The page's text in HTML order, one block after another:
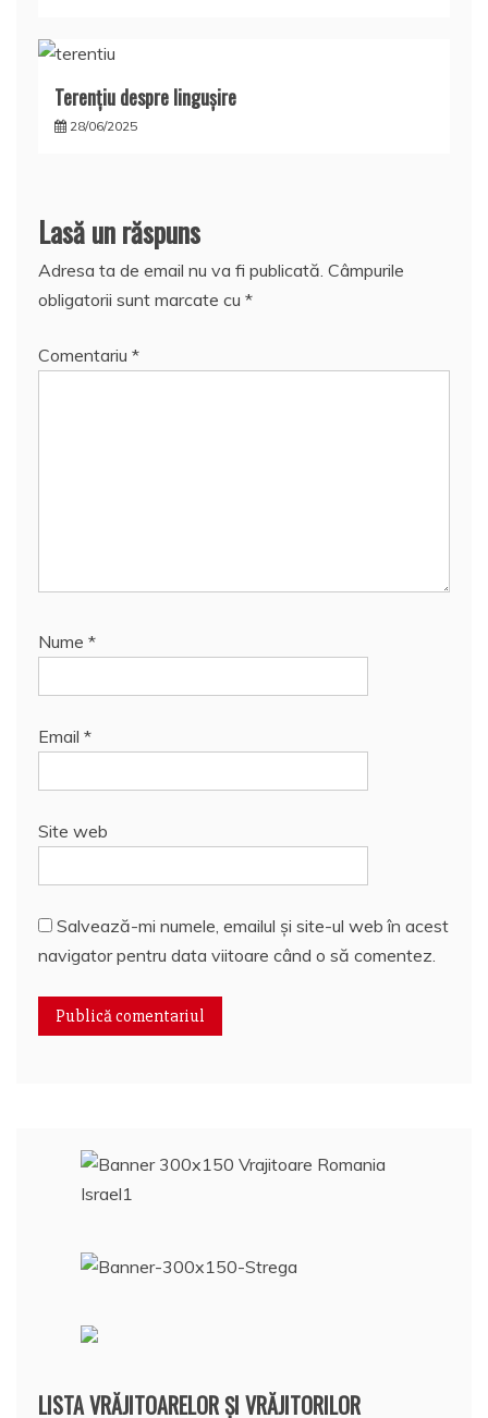
Terențiu despre lingușire
28/06/2025
Lasă un răspuns
Adresa ta de email nu va fi publicată. Câmpurile
obligatorii sunt marcate cu *
Comentariu *
Nume *
Email *
Site web
Salvează-mi numele, emailul și site-ul web în acest
navigator pentru data viitoare când o să comentez.
LISTA VRĂJITOARELOR ȘI VRĂJITORILOR